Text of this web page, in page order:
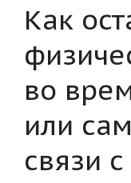
Как
во
или
связи